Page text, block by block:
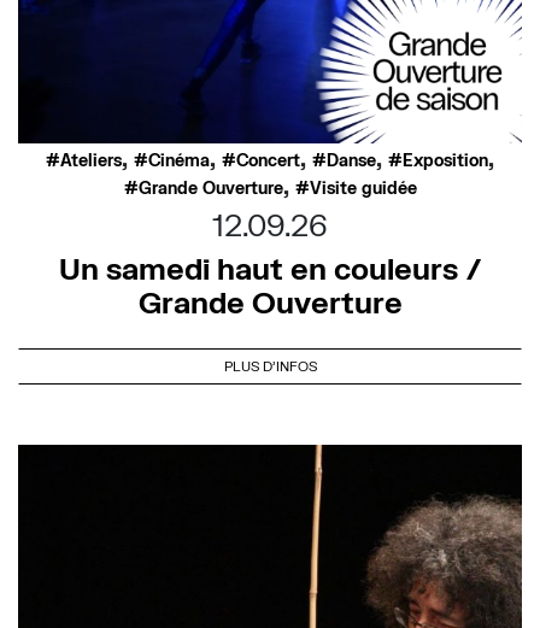
Ateliers, Cinéma, Concert, Danse, Exposition,
Grande Ouverture, Visite guidée
12.09.26
Un samedi haut en couleurs /
Grande Ouverture
PLUS D'INFOS